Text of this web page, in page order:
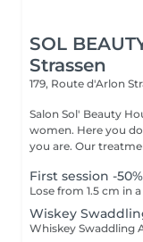
SOL
Strassen
179, Route d'Arlon
Salon Sol' Beauty
women. Here you
you are. Our
First session -50%
Wiskey